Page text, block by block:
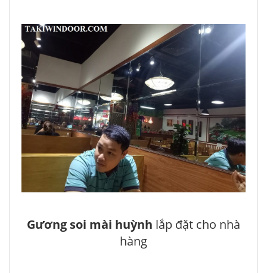
Gương soi mài huỳnh lắp đặt cho nhà
hàng